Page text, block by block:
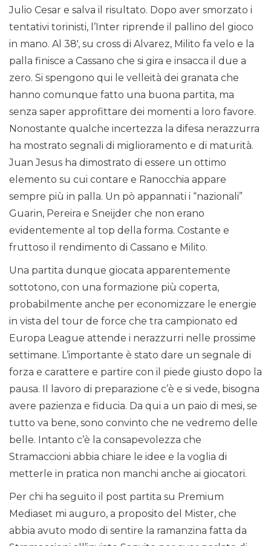
Julio Cesar e salva il risultato. Dopo aver smorzato i
tentativi torinisti, l’Inter riprende il pallino del gioco
in mano. Al 38′, su cross di Alvarez, Milito fa velo e la
palla finisce a Cassano che si gira e insacca il due a
zero. Si spengono qui le velleità dei granata che
hanno comunque fatto una buona partita, ma
senza saper approfittare dei momenti a loro favore.
Nonostante qualche incertezza la difesa nerazzurra
ha mostrato segnali di miglioramento e di maturità.
Juan Jesus ha dimostrato di essere un ottimo
elemento su cui contare e Ranocchia appare
sempre più in palla. Un pò appannati i “nazionali”
Guarin, Pereira e Sneijder che non erano
evidentemente al top della forma. Costante e
fruttoso il rendimento di Cassano e Milito.
Una partita dunque giocata apparentemente
sottotono, con una formazione più coperta,
probabilmente anche per economizzare le energie
in vista del tour de force che tra campionato ed
Europa League attende i nerazzurri nelle prossime
settimane. L’importante è stato dare un segnale di
forza e carattere e partire con il piede giusto dopo la
pausa. Il lavoro di preparazione c’è e si vede, bisogna
avere pazienza e fiducia. Da qui a un paio di mesi, se
tutto va bene, sono convinto che ne vedremo delle
belle. Intanto c’è la consapevolezza che
Stramaccioni abbia chiare le idee e la voglia di
metterle in pratica non manchi anche ai giocatori.
Per chi ha seguito il post partita su Premium
Mediaset mi auguro, a proposito del Mister, che
abbia avuto modo di sentire la ramanzina fatta da